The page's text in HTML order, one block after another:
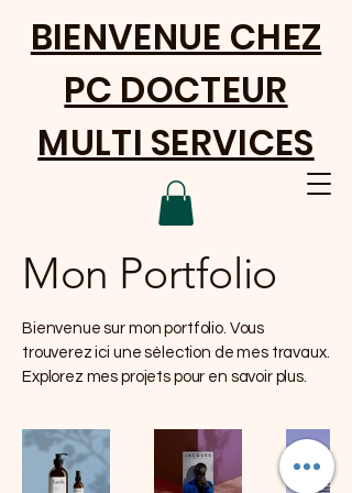
BIENVENUE CHEZ
PC DOCTEUR
MULTI SERVICES
Mon Portfolio
Bienvenue sur mon portfolio. Vous
trouverez ici une sélection de mes travaux.
Explorez mes projets pour en savoir plus.